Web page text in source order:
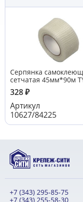
Серпянка
сетчатая 45мм*90м
328₽
Артикул
10627/84225
+7 (343) 295-85-75
+7 (343) 255-58-30